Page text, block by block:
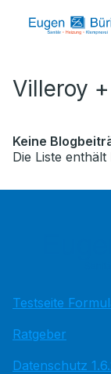
Villeroy
Keine
Die Liste
Testseite
Ratgeber
Datenschutz